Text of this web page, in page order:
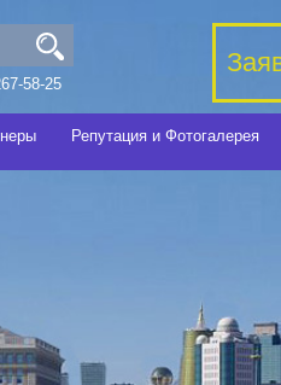
Репутация и Фотогалерея
58-25